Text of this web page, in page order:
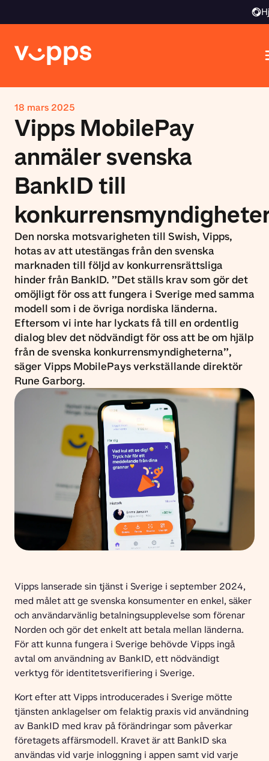
18 mars 2025
Vipps MobilePay
anmäler svenska
BankID till
Den norska motsvarigheten till Swish, Vipps,
hotas av att utestängas från den svenska
marknaden till följd av konkurrensrättsliga
hinder från BankID. ”Det ställs krav som gör det
omöjligt för oss att fungera i Sverige med samma
modell som i de övriga nordiska länderna.
Eftersom vi inte har lyckats få till en ordentlig
dialog blev det nödvändigt för oss att be om hjälp
från de svenska konkurrensmyndigheterna”,
säger Vipps MobilePays verkställande direktör
Rune Garborg.
Vipps lanserade sin tjänst i Sverige i september 2024,
med målet att ge svenska konsumenter en enkel, säker
och användarvänlig betalningsupplevelse som förenar
Norden och gör det enkelt att betala mellan länderna.
För att kunna fungera i Sverige behövde Vipps ingå
avtal om användning av BankID, ett nödvändigt
verktyg för identitetsverifiering i Sverige.
Kort efter att Vipps introducerades i Sverige mötte
tjänsten anklagelser om felaktig praxis vid användning
av BankID med krav på förändringar som påverkar
företagets affärsmodell. Kravet är att BankID ska
användas vid varje inloggning i appen samt vid varje